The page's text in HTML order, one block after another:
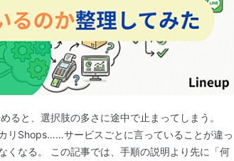
ると、選択肢の多さに途中で止まってしまう。
リShops……サービスごとに言っていることが違っ
くなる。 この記事では、手順の説明より先に「何